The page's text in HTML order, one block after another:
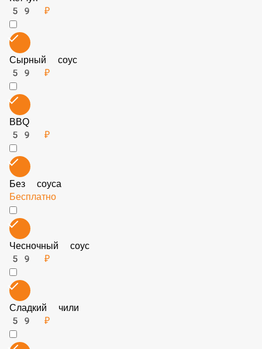
59 ₽
Кетчуп
59 ₽
Сырный соус
59 ₽
BBQ
59 ₽
Без соуса
Бесплатно